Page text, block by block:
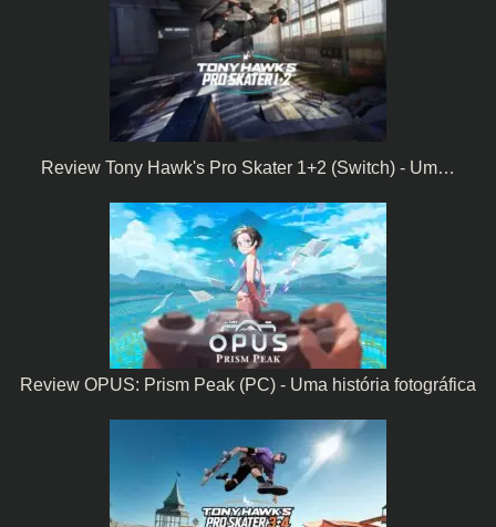
Review Tony Hawk's Pro Skater 1+2 (Switch) - Um…
Review OPUS: Prism Peak (PC) - Uma história fotográfica